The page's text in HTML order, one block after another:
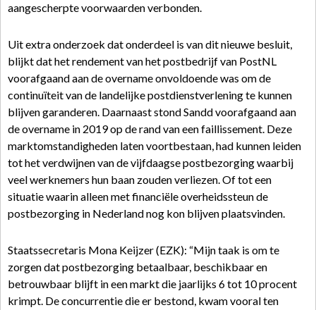
aangescherpte voorwaarden verbonden.
Uit extra onderzoek dat onderdeel is van dit nieuwe besluit,
blijkt dat het rendement van het postbedrijf van PostNL
voorafgaand aan de overname onvoldoende was om de
continuïteit van de landelijke postdienstverlening te kunnen
blijven garanderen. Daarnaast stond Sandd voorafgaand aan
de overname in 2019 op de rand van een faillissement. Deze
marktomstandigheden laten voortbestaan, had kunnen leiden
tot het verdwijnen van de vijfdaagse postbezorging waarbij
veel werknemers hun baan zouden verliezen. Of tot een
situatie waarin alleen met financiële overheidssteun de
postbezorging in Nederland nog kon blijven plaatsvinden.
Staatssecretaris Mona Keijzer (EZK): “Mijn taak is om te
zorgen dat postbezorging betaalbaar, beschikbaar en
betrouwbaar blijft in een markt die jaarlijks 6 tot 10 procent
krimpt. De concurrentie die er bestond, kwam vooral ten